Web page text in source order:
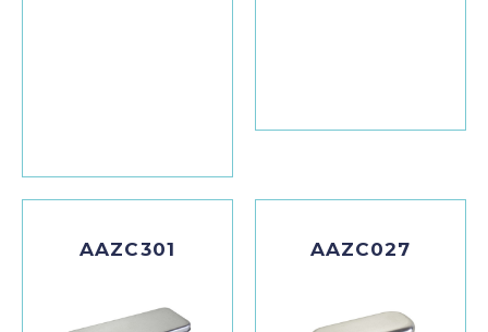
AAZC301 AAZC027